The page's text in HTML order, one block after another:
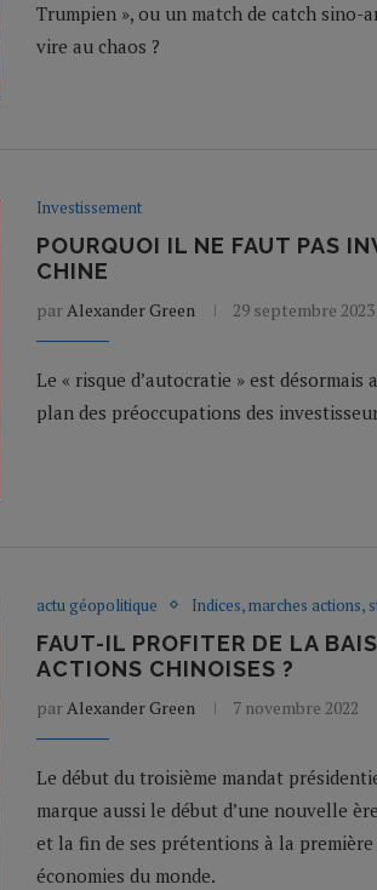
Trumpien », ou un match de catch sino-
vire au chaos ?
Investissement
POURQUOI IL NE FAUT PAS
CHINE
parAlexander Green 29 septembre 2023
Le « risque d’autocratie » est désormais
plan des préoccupations des
actu géopolitique Indices, marches actions,
FAUT-IL PROFITER DE LA
ACTIONS CHINOISES ?
par Alexander Green 7 novembre 2022
Le début du troisième mandat
marque aussi le début d’une nouvelle
et la fin de ses prétentions à la première
économies du monde.